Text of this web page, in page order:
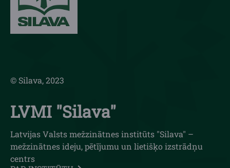
© Silava, 2023
LVMI "Silava"
Latvijas Valsts mežzinātnes institūts "Silava" –
mežzinātnes ideju, pētījumu un lietišķo izstrādņu
centrs